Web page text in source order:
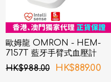
歐姆龍 OMRON - HEM-
7157T 藍牙手臂式血壓計
HK$988.00
HK$889.00